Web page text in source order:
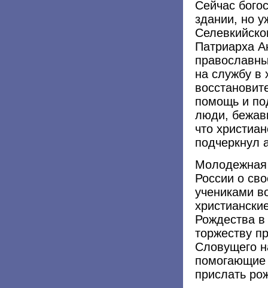
Сейчас
здании, но
Патриарха
на службу в
помощь и
люди,
что
подчеркнул
Молодежная
России о
учениками
Рождества
торжеству
Словущего
прислать